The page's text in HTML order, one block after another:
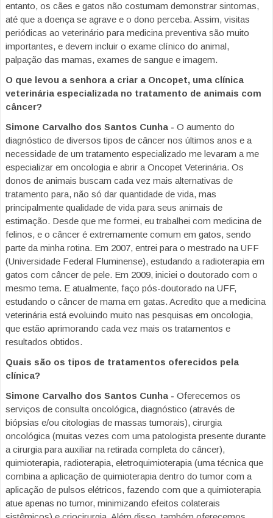
entanto, os cães e gatos não costumam demonstrar sintomas,
até que a doença se agrave e o dono perceba. Assim, visitas
periódicas ao veterinário para medicina preventiva são muito
importantes, e devem incluir o exame clínico do animal,
palpação das mamas, exames de sangue e imagem.
O que levou a senhora a criar a Oncopet, uma clínica
veterinária especializada no tratamento de animais com
câncer?
Simone Carvalho dos Santos Cunha - O aumento do
diagnóstico de diversos tipos de câncer nos últimos anos e a
necessidade de um tratamento especializado me levaram a me
especializar em oncologia e abrir a Oncopet Veterinária. Os
donos de animais buscam cada vez mais alternativas de
tratamento para, não só dar quantidade de vida, mas
principalmente qualidade de vida para seus animais de
estimação. Desde que me formei, eu trabalhei com medicina de
felinos, e o câncer é extremamente comum em gatos, sendo
parte da minha rotina. Em 2007, entrei para o mestrado na UFF
(Universidade Federal Fluminense), estudando a radioterapia em
gatos com câncer de pele. Em 2009, iniciei o doutorado com o
mesmo tema. E atualmente, faço pós-doutorado na UFF,
estudando o câncer de mama em gatas. Acredito que a medicina
veterinária está evoluindo muito nas pesquisas em oncologia,
que estão aprimorando cada vez mais os tratamentos e
resultados obtidos.
Quais são os tipos de tratamentos oferecidos pela
clínica?
Simone Carvalho dos Santos Cunha - Oferecemos os
serviços de consulta oncológica, diagnóstico (através de
biópsias e/ou citologias de massas tumorais), cirurgia
oncológica (muitas vezes com uma patologista presente durante
a cirurgia para auxiliar na retirada completa do câncer),
quimioterapia, radioterapia, eletroquimioterapia (uma técnica que
combina a aplicação de quimioterapia dentro do tumor com a
aplicação de pulsos elétricos, fazendo com que a quimioterapia
atue apenas no tumor, minimizando efeitos colaterais